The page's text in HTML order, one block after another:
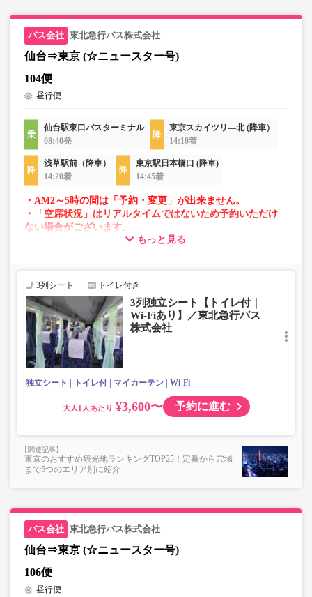
東北急行バス株式会社
仙台⇒東京 (☆ニュースター号)
104便
昼行便
仙台駅東口バスターミナル
08:40発
東京スカイツリ―北 (降車）
14:10着
浅草駅前（降車）
14:20着
東京駅日本橋口 (降車)
14:45着
・AM2～5時の間は「予約・変更」が出来ません。
・「空席状況」はリアルタイムではないため予約いただけ
ない場合がございます。
・車両は予告なく変更となる場合がございます。これに伴
で、あらかじめご了承ください。
もっと見る
3列シート トイレ付き
3列独立シート【トイレ付｜
Wi-Fiあり】／東北急行バス
株式会社
独立シート トイレ付 マイカーテン Wi-Fi
大人 ¥3,600〜 予約に進む
東京のおすすめ観光地ランキングTOP25！定番から穴場
まで5つのエリア別に紹介
東北急行バス株式会社
仙台⇒東京 (☆ニュースター号)
106便
昼行便